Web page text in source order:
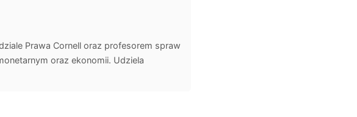
Prawa Cornell oraz profesorem spraw
oraz ekonomii. Udziela